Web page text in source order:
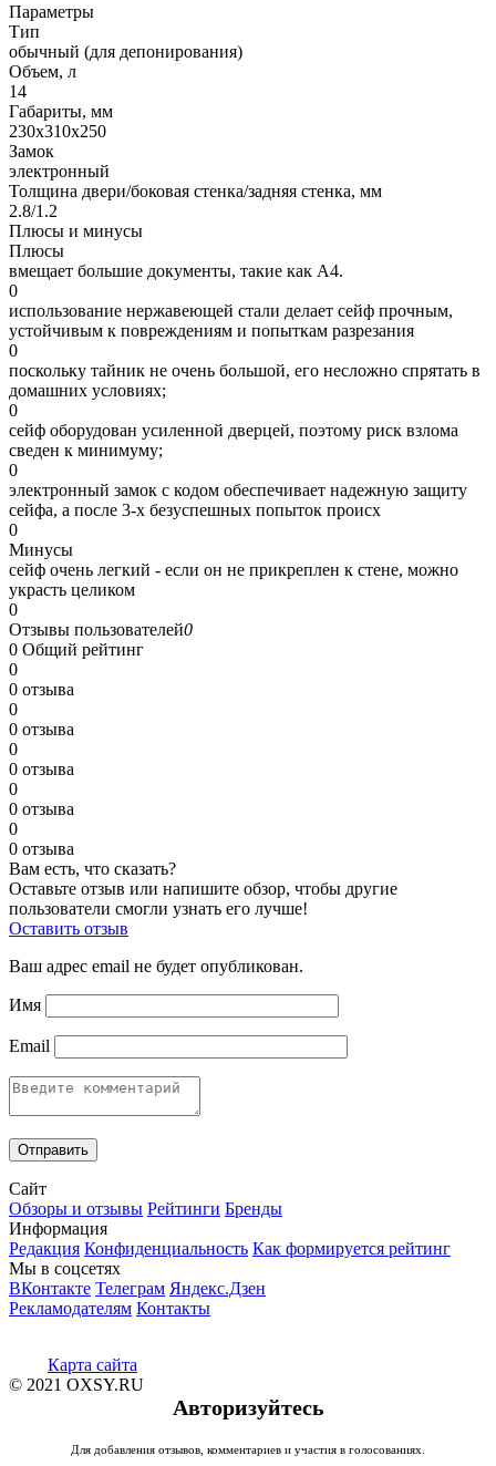
Параметры
Тип
обычный (для депонирования)
Объем, л
14
Габариты, мм
230x310x250
Замок
электронный
Толщина двери/боковая стенка/задняя стенка, мм
2.8/1.2
Плюсы и минусы
Плюсы
вмещает большие документы, такие как A4.
0
использование нержавеющей стали делает сейф прочным,
устойчивым к повреждениям и попыткам разрезания
0
поскольку тайник не очень большой, его несложно спрятать в
домашних условиях;
0
сейф оборудован усиленной дверцей, поэтому риск взлома
сведен к минимуму;
0
электронный замок с кодом обеспечивает надежную защиту
сейфа, а после 3-х безуспешных попыток происх
0
Минусы
сейф очень легкий - если он не прикреплен к стене, можно
украсть целиком
0
Отзывы пользователей0
0 Общий рейтинг
0
0 отзыва
0
0 отзыва
0
0 отзыва
0
0 отзыва
0
0 отзыва
Вам есть, что сказать?
Оставьте отзыв или напишите обзор, чтобы другие
пользователи смогли узнать его лучше!
Оставить отзыв
Ваш адрес email не будет опубликован.
Имя
Email
Сайт
Обзоры и отзывы Рейтинги Бренды
Информация
Редакция Конфиденциальность Как формируется рейтинг
Мы в соцсетях
ВКонтакте Телеграм Яндекс.Дзен
Рекламодателям Контакты
Карта сайта
© 2021 OXSY.RU
Авторизуйтесь
Для добавления отзывов, комментариев и участия в голосованиях.